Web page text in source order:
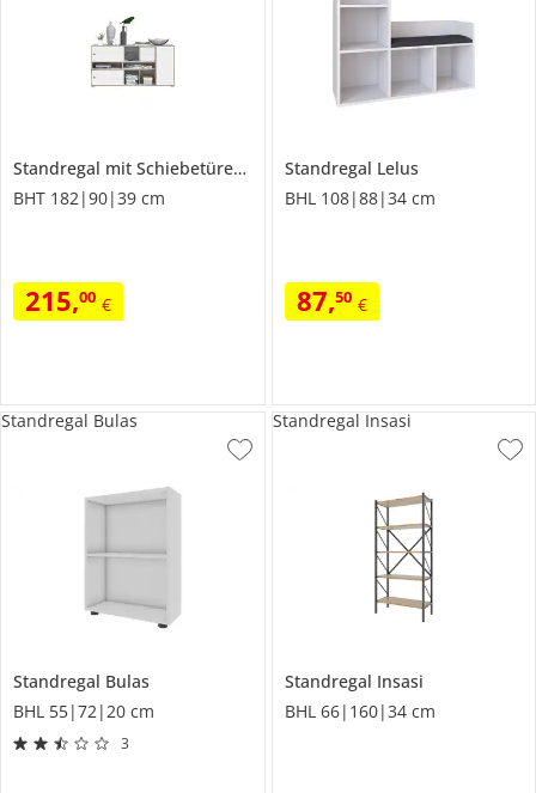
Standregal mit Schiebetüren
Jesper
BHT 182|90|39 cm
215,00 €
Standregal Lelus
BHL 108|88|34 cm
87,50 €
Standregal Bulas
BHL 55|72|20 cm
3
Standregal Bulas
Standregal Insasi
BHL 66|160|34 cm
Standregal Insasi